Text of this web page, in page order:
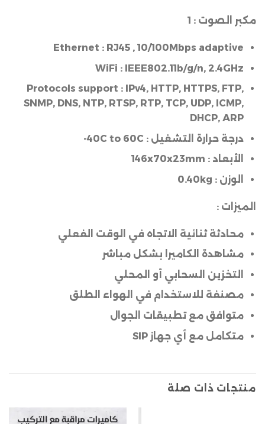
مكبر الصوت :
Ethernet : RJ45 , 10/100Mbps adaptive
WiFi : IEEE802.11b/g/n, 2.4GHz
Protocols support :
IPv4, HTTP, HTTPS, FTP,
SNMP, DNS, NTP, RTSP, RTP, TCP, UDP, ICMP,
DHCP, ARP
درجة حرارة التشغيل : 40C to 60C-
الأبعاد :
146x70x23mm
الوزن :
الميزات :
محادثة ثنائية الاتجاه في الوقت الفعلي
مشاهدة الكاميرا بشكل مباشر
التخزين السحابي أو المحلي
مصنفة للاستخدام في الهواء الطلق
متوافق مع تطبيقات الجوال
متكامل مع أي جهاز SIP
منتجات ذات صلة